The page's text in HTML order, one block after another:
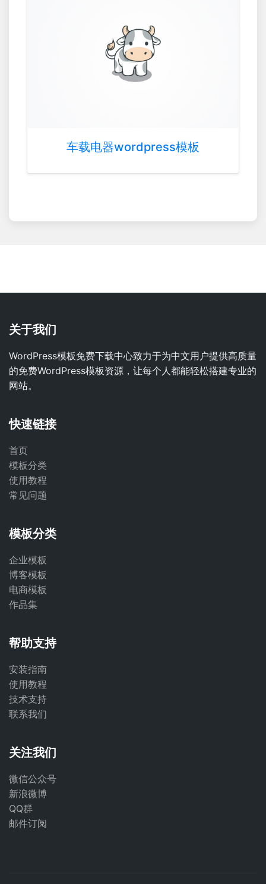
车载电器wordpress模板
关于我们
WordPress模板免费下载中心致力于为中文用户提供高质量
的免费WordPress模板资源，让每个人都能轻松搭建专业的
网站。
快速链接
首页
模板分类
使用教程
常见问题
模板分类
企业模板
博客模板
电商模板
作品集
帮助支持
安装指南
使用教程
技术支持
联系我们
关注我们
微信公众号
新浪微博
QQ群
邮件订阅